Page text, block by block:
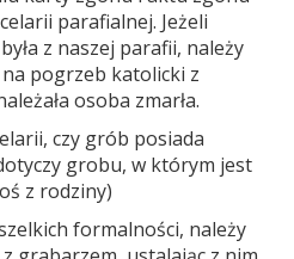
parafialnej. Jeżeli
z naszej parafii, należy
pogrzeb katolicki z
osoba zmarła.
czy grób posiada
grobu, w którym jest
z rodziny)
formalności, należy